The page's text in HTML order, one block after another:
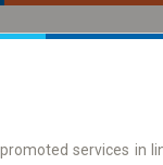
services in